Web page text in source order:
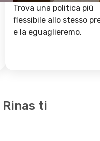
Trova una politica più
flessibile allo stesso
e la eguaglieremo.
ti